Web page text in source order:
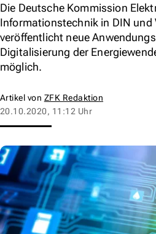
Die Deutsche Kommission
Informationstechnik in DIN und
veröffentlicht neue
Digitalisierung der
möglich.
Artikel von ZFK Redaktion
20.10.2020, 11:12 Uhr